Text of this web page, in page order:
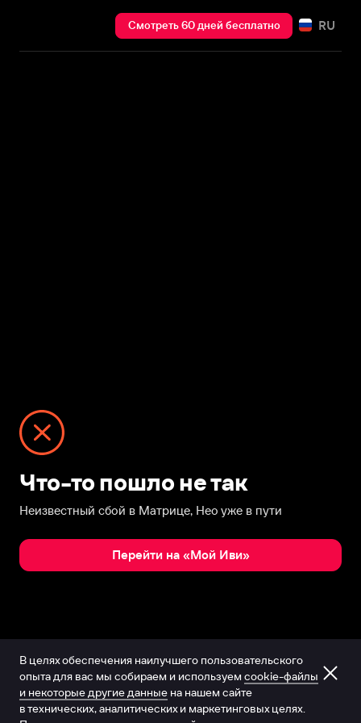
Смотреть 60 дней бесплатно RU
Что-то пошло не так
Неизвестный сбой в Матрице, Нео уже в пути
Перейти на «Мой Иви»
В целях обеспечения наилучшего пользовательского
опыта для вас мы собираем и используем cookie-файлы
и некоторые другие данные на нашем сайте
в технических, аналитических и маркетинговых целях.